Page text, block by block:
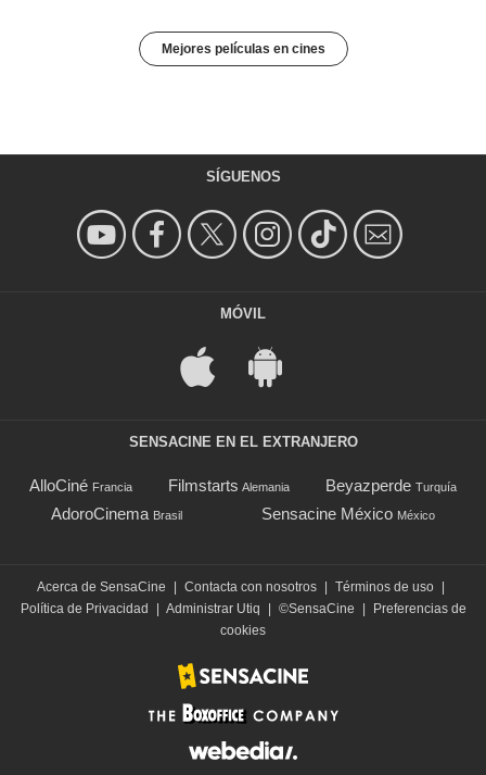
Mejores películas en cines
SÍGUENOS
MÓVIL
SENSACINE EN EL EXTRANJERO
AlloCiné Francia Filmstarts Alemania Beyazperde Turquía
AdoroCinema Brasil Sensacine México México
Acerca de SensaCine | Contacta con nosotros | Términos de uso |
Política de Privacidad
| Administrar Utiq | ©SensaCine |
Preferencias de
cookies